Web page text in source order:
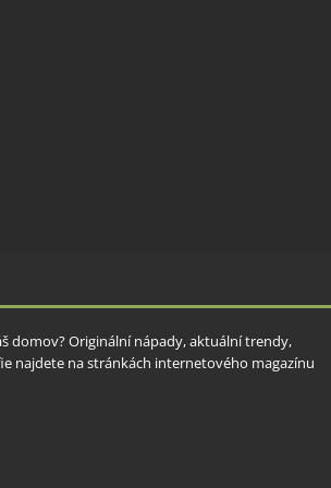
domov? Originální nápady, aktuální trendy,
najdete na stránkách internetového magazínu